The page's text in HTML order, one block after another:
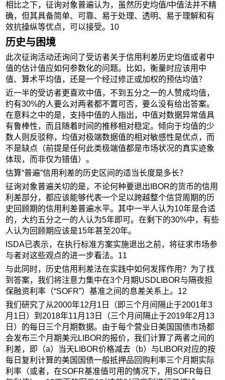
相比之下，征询对象普遍认为，虽然历史均值/中值法并不精
确，但其具备简单、可靠、易于处理、透明、易于理解和有
效抗操纵等优点，可以接受。10
历史与困境
此次征询活动还询问了受访者关于信用利差历史均值或者中
值的估计值应如何参数化的问题。比如，衡量时应该用中
值、算术平均值，还是一个经过修正或加权的预估均值？
近一半的受访者更喜欢中值，不到五分之一的人赞成均值，
约有30%的人要么对两者都不置可否，要么没有给出答案。
在意料之中的是，支持中值的人指出，中值对数据异常值具
有鲁棒性，而且随着时间的推移相对稳定。倾向于均值的少
数人则反驳称，均值对极端数据值的相对敏感性是优点，而
不是缺点（前提是任何此类极端值都是市场状况的真实迹象
体现，而非仅为错值）。
估算“普遍”信用利差的历史区间的适当长度是多长？
征询对象普遍关切的是，不论何种要退出IBOR的货币的信用
利差部分，都应该能够代表一个足以跨越整个信贷周期的历
史回顾期的信用利差普遍水平。其中一半人认为10年是合适
的，大约五分之一的人认为5年即可。在剩下的30%中，有些
人认为回顾期应该是15年甚至20年。
ISDA已表示，在执行标准方案实施退出之前，将征求市场参
与者对这些观点的进一步看法。11
与此同时，历史信用利差法在实践中如何发挥作用？为了找
到答案，我们将注意力集中在3个月期USDLIBOR与隔夜担
保融资利率（“SOFR”）基准之间的息差关系上。12
我们研究了从2000年12月1日（即三个月间隔止于2001年3
月1日）到2018年11月13日（三个月间隔止于2019年2月13
日）的每日三个月期数据。由于每个营业日美国国债市场都
会发布三个月期美元LIBOR的报价，我们计算了两者之间的
利差，即（a）当天LIBOR价格减去（b）与LIBOR对应的按
每日复利计算的美国国债一般抵押品回购利率三个月期实际
利率（或者，在SOFR基准值可用的情况下，用SOFR每日